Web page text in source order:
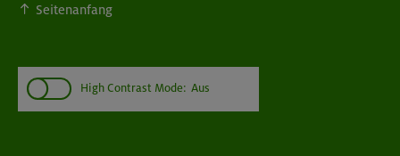
Seitenanfang
High Contrast Mode: Aus